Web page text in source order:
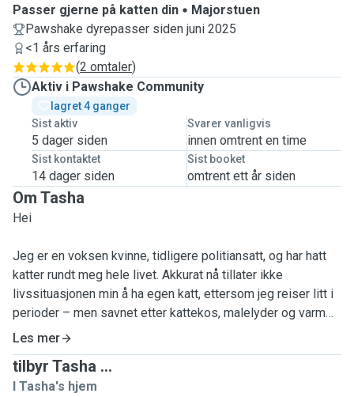
Passer gjerne på katten din
Majorstuen
Pawshake dyrepasser siden juni 2025
<1 års erfaring
(2 omtaler)
Aktiv i Pawshake Community
lagret 4 ganger
Sist aktiv
5 dager siden
Svarer vanligvis
innen omtrent en time
Sist kontaktet
14 dager siden
Sist booket
omtrent ett år siden
Om Tasha
Hei
Jeg er en voksen kvinne, tidligere politiansatt, og har hatt
katter rundt meg hele livet. Akkurat nå tillater ikke
livssituasjonen min å ha egen katt, ettersom jeg reiser litt i
perioder – men savnet etter kattekos, malelyder og varm
pels i fanget er stort.
Etter et samlivsbrudd mistet jeg kontakten med katten min,
og det har etterlatt et tomrom jeg ikke helt klarer å fylle.
Les mer
tilbyr Tasha ...
I Tasha's hjem